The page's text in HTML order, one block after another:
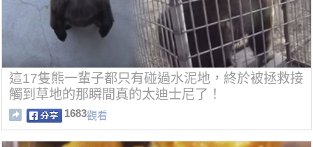
這17隻熊一輩子都只有碰過水泥地，終於被拯救接
觸到草地的那瞬間真的太迪士尼了！
1683觀看